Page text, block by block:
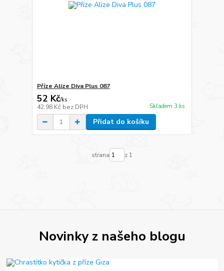
Příze Alize Diva Plus 087
52 Kč/ks
42,98 Kč bez DPH Skladem 3 ks
Přidat do košíku
strana z 1
Novinky z našeho blogu